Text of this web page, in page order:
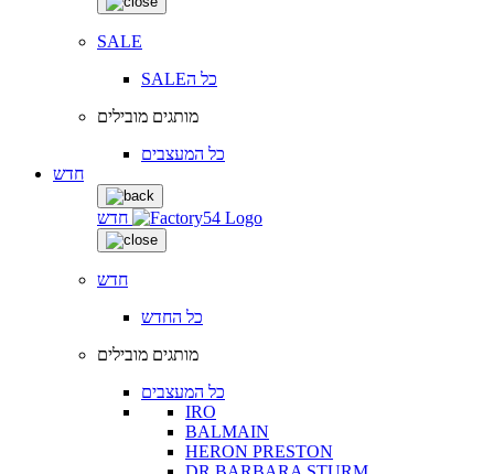
SALE
SALEכל ה
מותגים מובילים
כל המעצבים
חדש
חדש
חדש
כל החדש
מותגים מובילים
כל המעצבים
IRO
BALMAIN
HERON PRESTON